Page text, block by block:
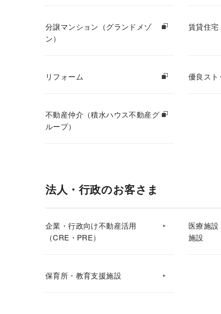
分譲マンション（グランドメゾ
ン）
賃貸住
リフォーム 優良ス
不動産仲介（積水ハウス不動産グ
ループ）
法人・行政のお客さま
企業・行政向け不動産活用
（CRE・PRE）
医療施
施設
保育所・教育支援施設